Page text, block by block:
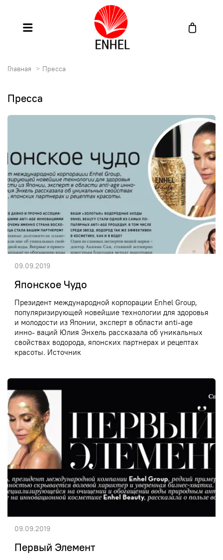
Главная Пресса
Пресса
Японское Чудо
Президент международной корпорации Enhel Group,
популяризирующей новейшие технологии для здоровья
и молодости из Японии, эксперт в области anti-age
инно- ваций Юлия Энхель рассказала об уникальных
свойствах водорода, японских партнерах и рецептах
красоты. Источник
09.09.2019
Первый Элемент
09.09.2019